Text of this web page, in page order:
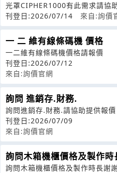
光罩CIPHER1000有此需求請協
刊登日:2026/07/14
來自:詢價
一 二 維有線條碼機 價格
一二維有線條碼機價格請報價
刊登日:2026/07/12
來自:詢價官網
詢問 進銷存.財務.
詢問進銷存.財務.請協助提供報價
刊登日:2026/07/09
來自:詢價官網
詢問木箱機櫃價格及製作時
詢問木箱機櫃價格及製作時長謝